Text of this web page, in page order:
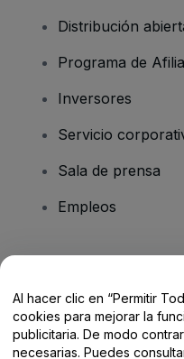
Distribución
Programa de
Inversores
Servicio
Sala de prensa
Empleos
Centro de Ayuda
Al hacer clic en “Permitir
cookies para mejorar la
publicitaria. De modo
necesarias. Puedes